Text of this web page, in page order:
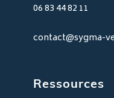
06 83 44 82 11
contact@sygma-
Ressources